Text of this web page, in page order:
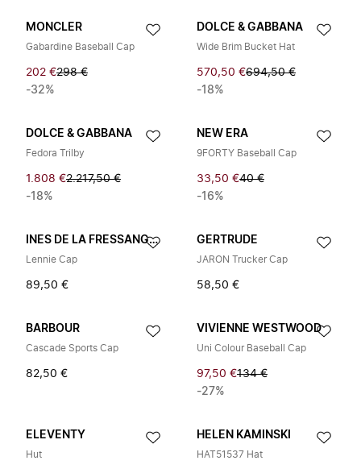
MONCLER
Gabardine Baseball Cap
202 €298 €
-32%
DOLCE & GABBANA
Wide Brim Bucket Hat
570,50 €694,50 €
-18%
DOLCE & GABBANA
Fedora Trilby
1.808 €2.217,50 €
-18%
NEW ERA
9FORTY Baseball Cap
33,50 €40 €
-16%
INES DE LA FRESSANGE PARIS
Lennie Cap
89,50 €
GERTRUDE
JARON Trucker Cap
58,50 €
BARBOUR
Cascade Sports Cap
82,50 €
VIVIENNE WESTWOOD
Uni Colour Baseball Cap
97,50 €134 €
-27%
ELEVENTY
Hut
HELEN KAMINSKI
HAT51537 Hat